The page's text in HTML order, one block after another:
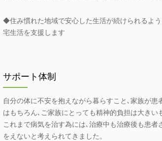
◆住み慣れた地域で安心した生活が続けられるよ
宅生活を支援します
サポート体制
自分の体に不安を抱えながら暮らすこと､家族が
はもちろん､ご家族にとっても精神的負担は大きい
これまで病気を治す為には､治療中も治療後も患
をえないと考えられてきました。